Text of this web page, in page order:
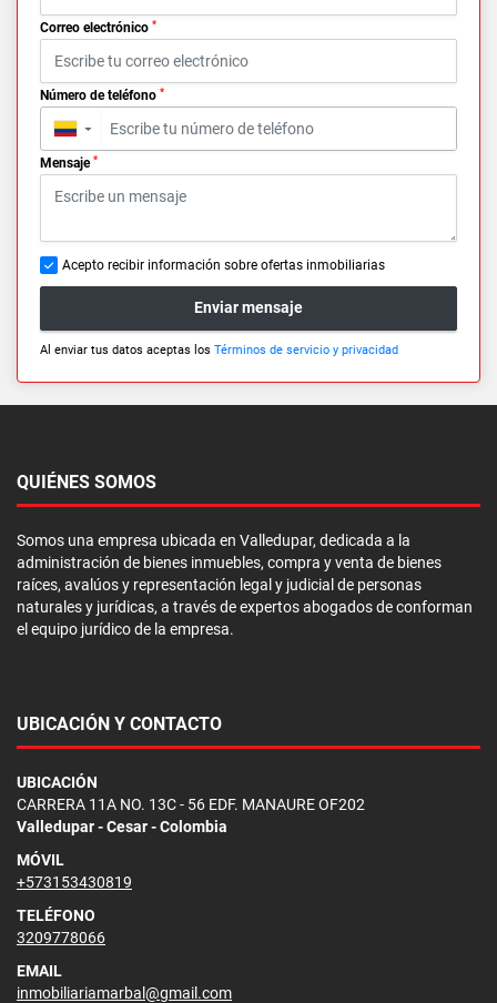
Correo electrónico *
Número de teléfono *
▼
Mensaje *
Acepto recibir información sobre ofertas inmobiliarias
Enviar mensaje
Al enviar tus datos aceptas los Términos de servicio y privacidad
QUIÉNES SOMOS
Somos una empresa ubicada en Valledupar, dedicada a la
administración de bienes inmuebles, compra y venta de bienes
raíces, avalúos y representación legal y judicial de personas
naturales y jurídicas, a través de expertos abogados de conforman
el equipo jurídico de la empresa.
UBICACIÓN Y CONTACTO
UBICACIÓN
CARRERA 11A NO. 13C - 56 EDF. MANAURE OF202
Valledupar - Cesar - Colombia
MÓVIL
+573153430819
TELÉFONO
3209778066
EMAIL
inmobiliariamarbal@gmail.com